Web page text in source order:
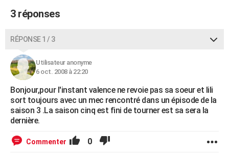
BONS PLANS
CARTE DE VOEUX
Carte de Noël
Carte Bonne année
Carte Saint-Valentin
Carte Pâques
Carte d'anniversaire
DICTIONNAIRE
Dictionnaire
Biographies
Citations
Expressions
Proverbes
PROGRAMME TV
COPAINS D'AVANT
S'inscrire
Se connecter
Lycées
Collèges
Primaires
Universités
Entreprises
Service militaire
Avis de recherche
AVIS DE DÉCÈS
FORUM
3 réponses
RÉPONSE 1 / 3
Utilisateur anonyme
6 oct. 2008 à 22:20
Bonjour,pour l'instant valence ne revoie pas sa soeur et lili
sort toujours avec un mec rencontré dans un épisode de la
saison 3 .La saison cinq est fini de tourner est sa sera la
dernière.
Commenter 0